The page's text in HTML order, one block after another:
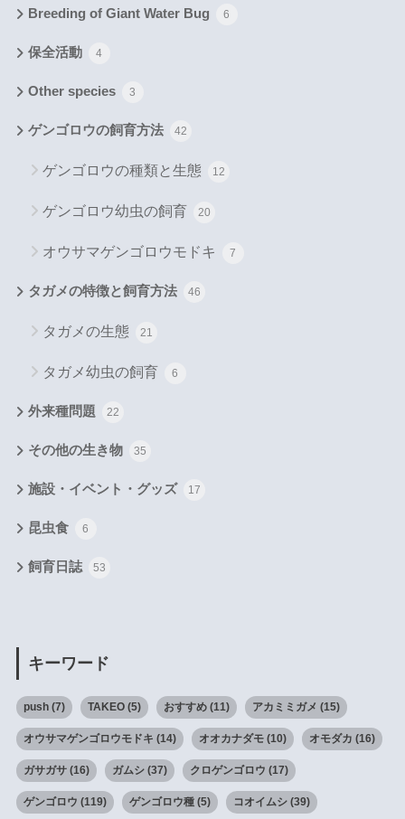
Breeding of Giant Water Bug 6
保全活動 4
Other species 3
ゲンゴロウの飼育方法 42
ゲンゴロウの種類と生態 12
ゲンゴロウ幼虫の飼育 20
オウサマゲンゴロウモドキ 7
タガメの特徴と飼育方法 46
タガメの生態 21
タガメ幼虫の飼育 6
外来種問題 22
その他の生き物 35
施設・イベント・グッズ 17
昆虫食 6
飼育日誌 53
キーワード
push(7) TAKEO(5) おすすめ(11) アカミミガメ (15)
オウサマゲンゴロウモドキ (14) オオカナダモ(10) オモダカ (16)
ガサガサ(16) ガムシ(37) クロゲンゴロウ (17)
ゲンゴロウ (119) ゲンゴロウ種(5) コオイムシ(39)